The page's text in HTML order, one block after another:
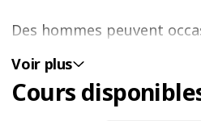
Des hommes peuvent
réparations ou pour
lors de son inscription.
à préserver un espace
Voir plus
Cours